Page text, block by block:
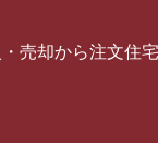
売却から注文住